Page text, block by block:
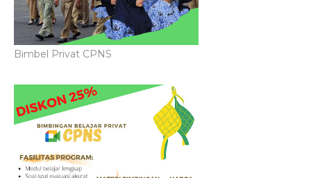
Bimbel Privat CPNS